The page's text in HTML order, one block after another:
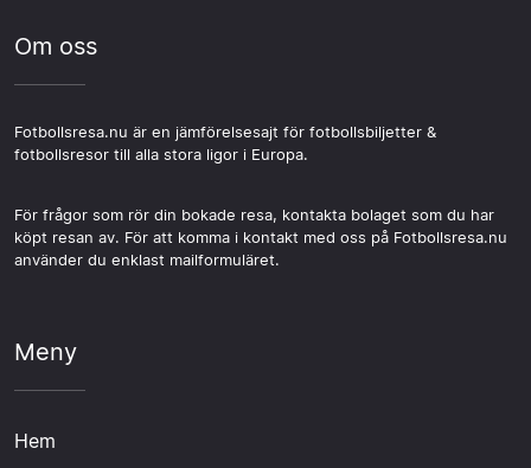
Om oss
Fotbollsresa.nu är en jämförelsesajt för fotbollsbiljetter &
fotbollsresor till alla stora ligor i Europa.
För frågor som rör din bokade resa, kontakta bolaget som du har
köpt resan av. För att komma i kontakt med oss på Fotbollsresa.nu
använder du enklast mailformuläret.
Meny
Hem